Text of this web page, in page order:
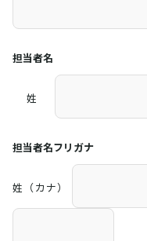
担当者名
姓
担当者名フリガナ
姓（カナ）